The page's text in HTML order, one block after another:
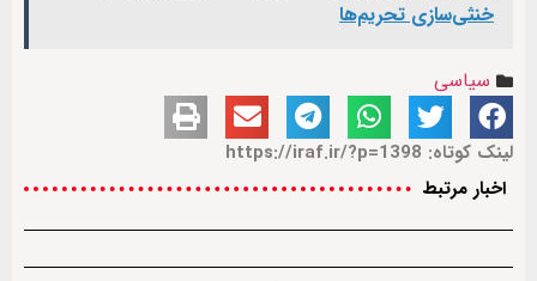
خنثی‌سازی تحریم‌ها
سیاسی
لینک کوتاه: https://iraf.ir/?p=1398
اخبار مرتبط